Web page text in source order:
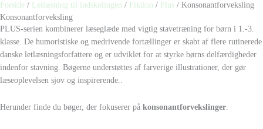
Forside / Letlæsning til indskolingen / Fiktion / Plus / Konsonantforveksling
Konsonantforveksling
PLUS-serien kombinerer læseglæde med vigtig stavetræning for børn i 1.-3.
klasse. De humoristiske og medrivende fortællinger er skabt af flere rutinerede
danske letlæsningsforfattere og er udviklet for at styrke børns delfærdigheder
indenfor stavning. Bøgerne understøttes af farverige illustrationer, der gør
læseoplevelsen sjov og inspirerende..
Herunder finde du bøger, der fokuserer på konsonantforvekslinger.